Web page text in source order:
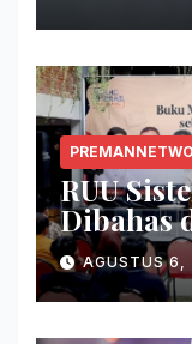
RUU
Dibahas
Aditya:
Otak
AGUSTUS